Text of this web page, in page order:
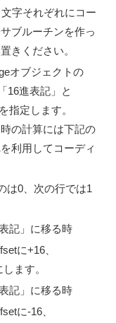
字それぞれにコー
ブルーチンを作っ
きください。
オブジェクトの
16進表記」と
指定します。
の計算には下記の
利用してコーディ
は0、次の行では1
記」に移る時
に+16、
ます。
記」に移る時
に-16、